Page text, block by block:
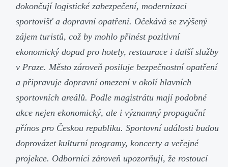
dokončují logistické zabezpečení, modernizaci
sportovišť a dopravní opatření. Očekává se zvýšený
zájem turistů, což by mohlo přinést pozitivní
ekonomický dopad pro hotely, restaurace i další služby
v Praze. Město zároveň posiluje bezpečnostní opatření
a připravuje dopravní omezení v okolí hlavních
sportovních areálů. Podle magistrátu mají podobné
akce nejen ekonomický, ale i významný propagační
přínos pro Českou republiku. Sportovní události budou
doprovázet kulturní programy, koncerty a veřejné
projekce. Odborníci zároveň upozorňují, že rostoucí